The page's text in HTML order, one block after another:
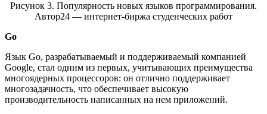
Рисунок 3. Популярность новых языков программирования.
Автор24 — интернет-биржа студенческих работ
Go
Язык Go, разрабатываемый и поддерживаемый компанией
Google, стал одним из первых, учитывающих преимущества
многоядерных процессоров: он отлично поддерживает
многозадачность, что обеспечивает высокую
производительность написанных на нем приложений.